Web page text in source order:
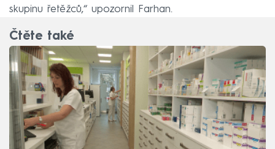
skupinu řetěžců,“ upozornil Farhan.
Čtěte také